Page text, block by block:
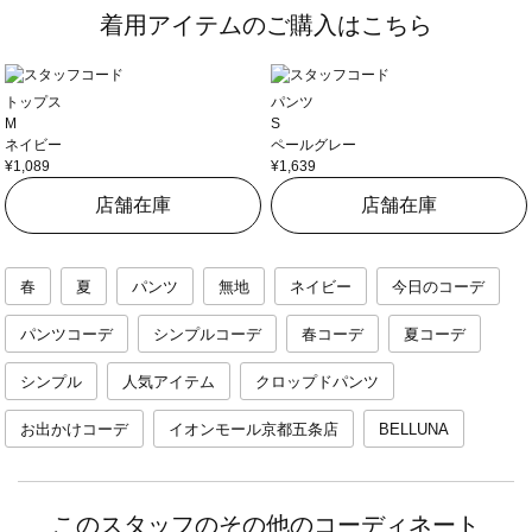
着用アイテムのご購入はこちら
トップス
M
ネイビー
¥1,089
店舗在庫
パンツ
S
ペールグレー
¥1,639
店舗在庫
春 夏 パンツ 無地 ネイビー 今日のコーデ
パンツコーデ シンプルコーデ 春コーデ 夏コーデ
シンプル 人気アイテム クロップドパンツ
お出かけコーデ イオンモール京都五条店 BELLUNA
このスタッフのその他のコーディネート